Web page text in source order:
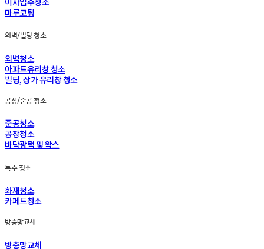
마루코팅
외벽/빌딩 청소
외벽청소
아파트유리창 청소
빌딩, 상가 유리창 청소
공장/준공 청소
준공청소
공장청소
바닥광택 및 왁스
특수 청소
화재청소
카페트청소
방충망교체
방충망교체